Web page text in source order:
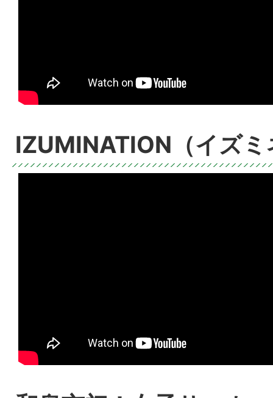
IZUMINATION（イズ